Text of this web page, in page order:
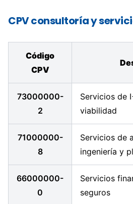
CPV consultoría y
Código
CPV
73000000-
2
Servicios de
viabilidad
71000000-
8
Servicios de
ingeniería y
66000000-
0
Servicios
seguros